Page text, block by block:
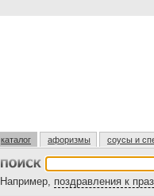
каталог афоризмы соусы и
Например, поздравления к